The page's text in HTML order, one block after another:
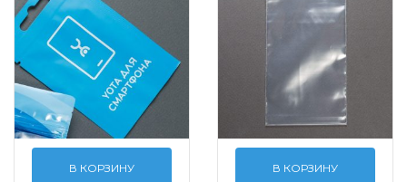
В КОРЗИНУ В КОРЗИНУ